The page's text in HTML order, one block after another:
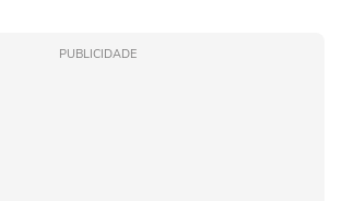
PUBLICIDADE